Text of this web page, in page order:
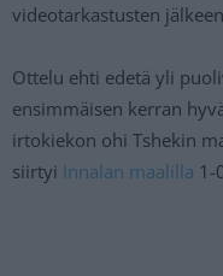
videotarkastusten
Ottelu ehti edetä yli
ensimmäisen kerran
irtokiekon ohi Tshekin
siirtyi Innalan maalilla 1-